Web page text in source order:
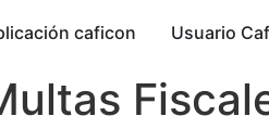
caficon Usuario